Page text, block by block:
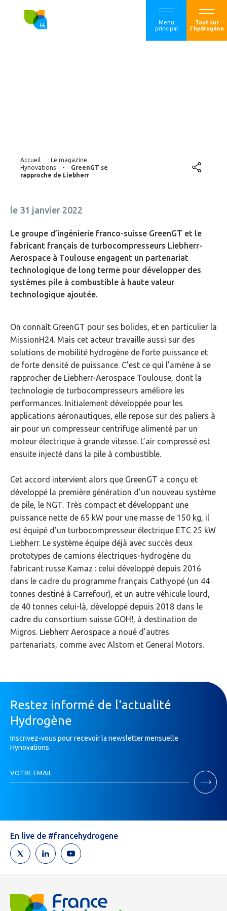
Menu
principal
Tout sur
l'hydrogène
Accueil - Le magazine
Hynovations
-
GreenGT se
rapproche de Liebherr
le 31 janvier 2022
Le groupe d’ingénierie franco-suisse GreenGT et le
fabricant français de turbocompresseurs Liebherr-
Aerospace à Toulouse engagent un partenariat
technologique de long terme pour développer des
systèmes pile à combustible à haute valeur
technologique ajoutée.
On connaît GreenGT pour ses bolides, et en particulier la
MissionH24. Mais cet acteur travaille aussi sur des
solutions de mobilité hydrogène de forte puissance et
de forte densité de puissance. C’est ce qui l’amène à se
rapprocher de Liebherr-Aerospace Toulouse, dont la
technologie de turbocompresseurs améliore les
performances. Initialement développée pour les
applications aéronautiques, elle repose sur des paliers à
air pour un compresseur centrifuge alimenté par un
moteur électrique à grande vitesse. L’air compressé est
ensuite injecté dans la pile à combustible.
Cet accord intervient alors que GreenGT a conçu et
développé la première génération d’un nouveau système
de pile, le NGT. Très compact et développant une
puissance nette de 65 kW pour une masse de 150 kg, il
est équipé d’un turbocompresseur électrique ETC 25 kW
Liebherr. Le système équipe déjà avec succès deux
prototypes de camions électriques-hydrogène du
fabricant russe Kamaz : celui développé depuis 2016
dans le cadre du programme français Cathyopé (un 44
tonnes destiné à Carrefour), et un autre véhicule lourd,
de 40 tonnes celui-là, développé depuis 2018 dans le
cadre du consortium suisse GOH!, à destination de
Migros. Liebherr Aerospace a noué d’autres
partenariats, comme avec Alstom et General Motors.
Restez informé de l'actualité
Hydrogène
Inscrivez-vous pour recevoir la newsletter mensuelle
Hynovations
Newsletter
VOTRE EMAIL
Si
un
humain,
ne
remplissez
pas
En live de #francehydrogene